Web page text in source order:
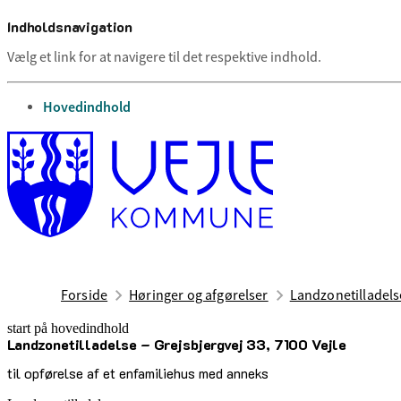
Indholdsnavigation
Vælg et link for at navigere til det respektive indhold.
gå til
Hovedindhold
Forside Høringer og afgørelser
start på hovedindhold
Landzonetilladelse – Grejsbjergvej 33, 7100 Vejle
til opførelse af et enfamiliehus med anneks
senest opdateret 15. august 2025